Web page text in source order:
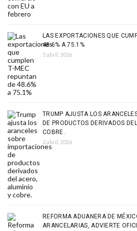
LAS EXPORTACIONES QUE
48.6% A 75.1%
5 abril, 2026
TRUMP AJUSTA LOS
DE PRODUCTOS DERIVADOS
COBRE.
2 abril, 2026
REFORMA ADUANERA DE
ARANCELARIAS, ADVIERTE